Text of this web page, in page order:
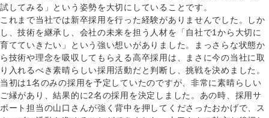
試してみる」という姿勢を大切にしていることです。
これまで当社では新卒採用を行った経験がありませんでした。しか
し、技術を継承し、会社の未来を担う人材を「自社で1から大切に
育てていきたい」という強い想いがありました。まっさらな状態か
ら技術や理念を吸収してもらえる高卒採用は、まさに今の当社に取
り入れるべき素晴らしい採用活動だと判断し、挑戦を決めました。
当初は1名のみの採用を予定していたのですが、非常に素晴らしい
ご縁があり、結果的に2名の採用を決定しました。あの時、採用サ
ポート担当の山口さんが強く背中を押してくださったおかげで、ス